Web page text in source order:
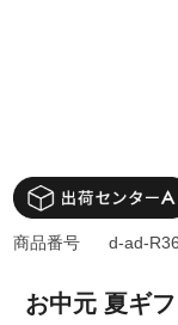
お中元 夏ギ
商品番号 d-ad-